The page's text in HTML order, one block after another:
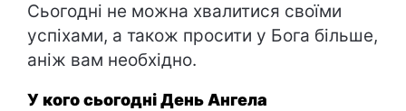
Сьогодні не можна хвалитися своїми
успіхами, а також просити у Бога більше,
аніж вам необхідно.
У кого сьогодні День Ангела